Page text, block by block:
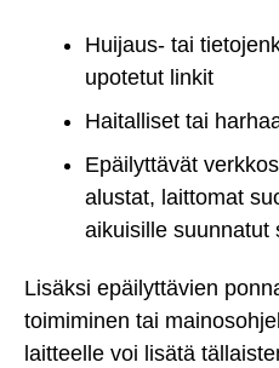
Huijaus- tai
upotetut linkit
Haitalliset tai
Epäilyttävät
alustat, laittomat
aikuisille suunnatut
Lisäksi epäilyttävien
toimiminen tai
laitteelle voi lisätä